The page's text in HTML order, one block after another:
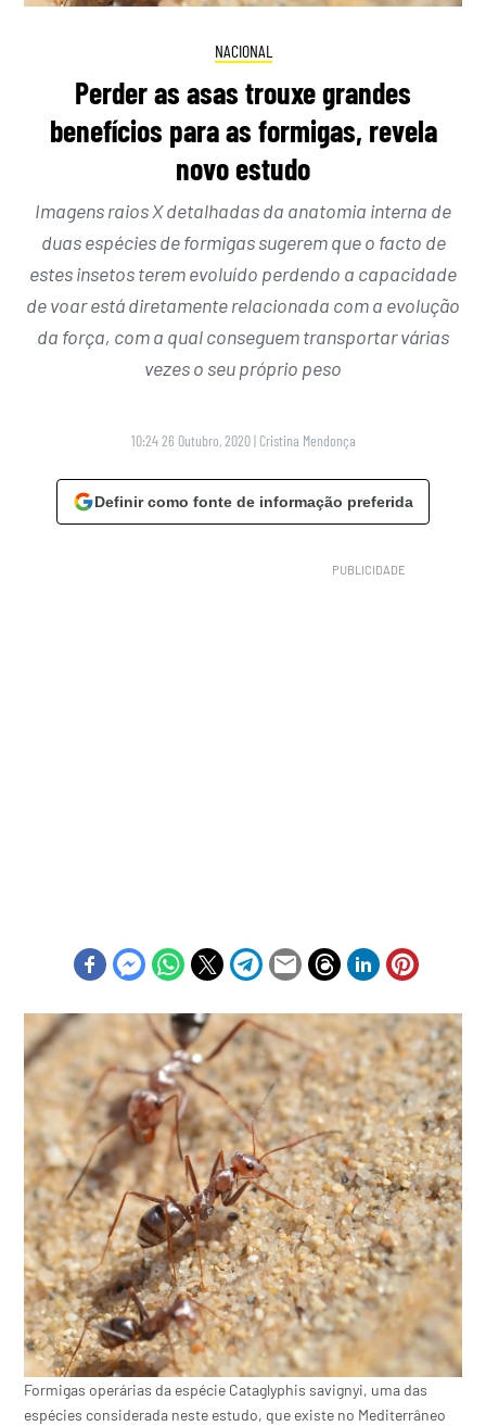
NACIONAL
Perder as asas trouxe grandes
benefícios para as formigas, revela
novo estudo
Imagens raios X detalhadas da anatomia interna de
duas espécies de formigas sugerem que o facto de
estes insetos terem evoluído perdendo a capacidade
de voar está diretamente relacionada com a evolução
da força, com a qual conseguem transportar várias
vezes o seu próprio peso
10:24 26 Outubro, 2020 | Cristina Mendonça
Definir como fonte de informação preferida
Formigas operárias da espécie Cataglyphis savignyi, uma das
espécies considerada neste estudo, que existe no Mediterrâneo